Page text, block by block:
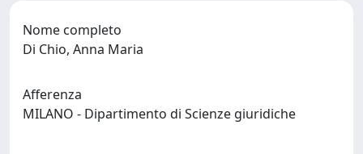
Nome completo
Di Chio, Anna Maria
Afferenza
MILANO - Dipartimento di Scienze giuridiche